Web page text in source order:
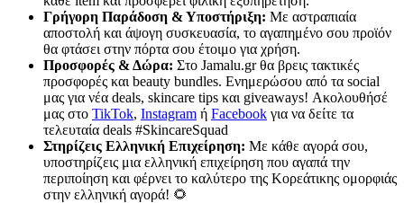
Γρήγορη Παράδοση & Υποστήριξη: Με αστραπιαία
αποστολή και άψογη συσκευασία, το αγαπημένο σου προϊόν
θα φτάσει στην πόρτα σου έτοιμο για χρήση.
Προσφορές & Δώρα: Στο Jamalu.gr θα βρεις τακτικές
προσφορές και beauty bundles. Ενημερώσου από τα social
μας για νέα deals, skincare tips και giveaways! Ακολουθήσέ
μας στο TikTok, Instagram ή Facebook για να δείτε τα
τελευταία deals #SkincareSquad
Στηρίζεις Ελληνική Επιχείρηση: Με κάθε αγορά σου,
υποστηρίζεις μια ελληνική επιχείρηση που αγαπά την
περιποίηση και φέρνει το καλύτερο της Κορεάτικης ομορφιάς
στην ελληνική αγορά! 🌻